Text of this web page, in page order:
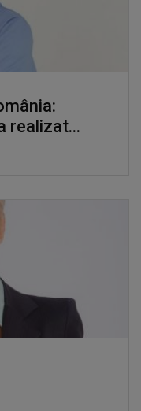
realizat...